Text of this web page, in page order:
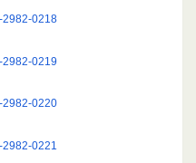
2982-0218
0219
2982-0220
0221